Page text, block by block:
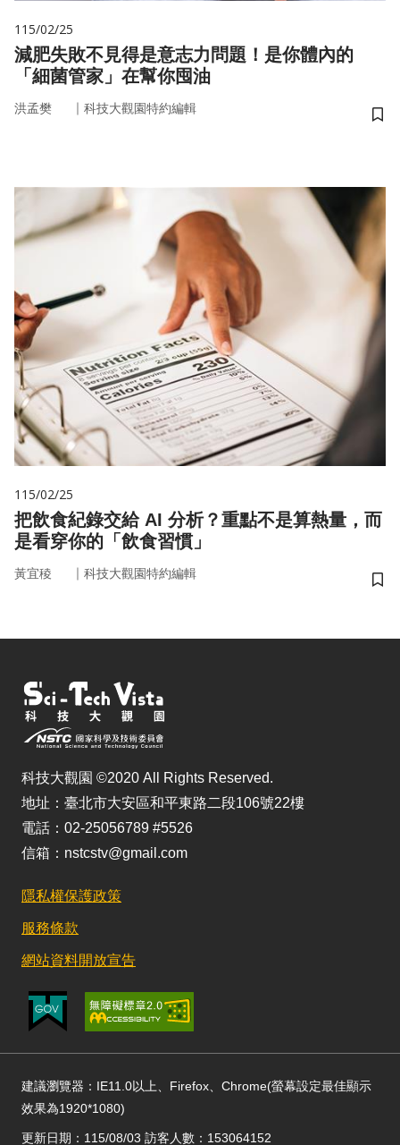
115/02/25
減肥失敗不見得是意志力問題！是你體內的
「細菌管家」在幫你囤油
洪孟樊 ｜ 科技大觀園特約編輯
儲
115/02/25
把飲食紀錄交給 AI 分析？重點不是算熱量，而
是看穿你的「飲食習慣」
黃宜稜 ｜ 科技大觀園特約編輯
儲
科技大觀園 ©2020 All Rights Reserved.
地址：臺北市大安區和平東路二段106號22樓
電話：02-25056789 #5526
信箱：nstcstv@gmail.com
隱私權保護政策
服務條款
網站資料開放宣告
建議瀏覽器：IE11.0以上、Firefox、Chrome(螢幕設定最佳顯示
效果為1920*1080)
更新日期：115/08/03 訪客人數：153064152